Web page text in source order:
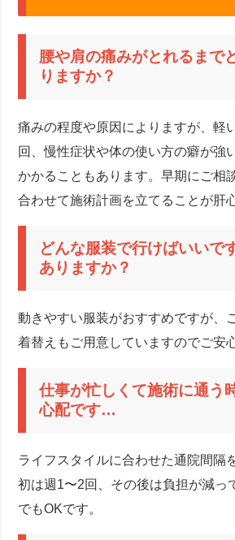
腰や肩の痛みがとれるまで
りますか？
痛みの程度や原因によりますが、軽
回、慢性症状や体の使い方の癖が強
かかることもあります。早期にご相
合わせて施術計画を立てることが肝
どんな服装で行けばいいで
ありますか？
動きやすい服装がおすすめですが、
着替えもご用意していますのでご安
仕事が忙しくて施術に通う
心配です…
ライフスタイルに合わせた通院間隔
初は週1〜2回、その後は負担が減っ
でもOKです。